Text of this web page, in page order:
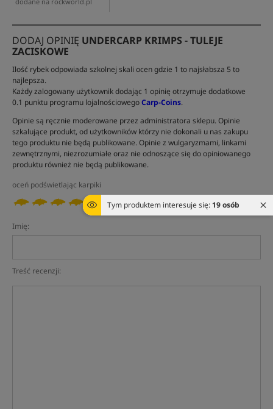
Tym produktem interesuje się: 19 osób
DODAJ OPINIĘ UNDERCARP KRIMPS - TULEJE
ZACISKOWE
Ilość rybek odpowiada szkolnej skali ocen gdzie 1 to najsłabsza 5 to
najlepsza.
Każdy zalogowany użytkownik dodając 1 opinię otrzymuje dodatkowe
0.1 punktu programu lojalnościowegoCarp-Coins.
Opinie są ręcznie moderowane przez administratora sklepu. Opinie
szkalujące produkt, od użytkowników którzy nie dokonali u nas zakupu
tego produktu nie będą publikowane. Opinie z wulgaryzmami, linkami
zewnętrznymi, niezrozumiałe oraz nie odnoszące się do opiniowanego
produktu również nie będą publikowane.
oceń podświetlając karpiki
Imię:
Treść recenzji: